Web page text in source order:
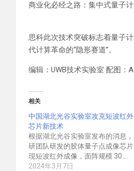
商业化必经之路‌：集中式量子
思科此次技术突破标志着量子
代计算革命的“隐形赛道”。
编辑：UWB技术实验室 配图：
相关
中国湖北光谷实验室攻克短波红
芯片新技术
根据湖北光谷实验室发布的消息
研团队研发的胶体量子点成像芯
现短波红外成像，面阵规模 30 …
2024年3月7日